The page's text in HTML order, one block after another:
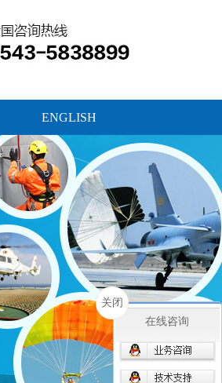
ENGLISH
在线咨询
关闭